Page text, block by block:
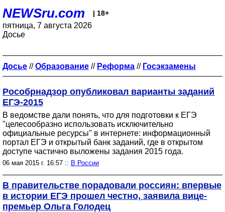
NEWSru.com | 18+
пятница, 7 августа 2026
Досье
Досье //Образование // Реформа // Госэкзамены
Рособрнадзор опубликовал варианты заданий
ЕГЭ-2015
В ведомстве дали понять, что для подготовки к ЕГЭ
"целесообразно использовать исключительно
официальные ресурсы" в интернете: информационный
портал ЕГЭ и открытый банк заданий, где в открытом
доступе частично выложены задания 2015 года.
06 мая 2015 г. 16:57 :: В России
В правительстве порадовали россиян: впервые
в истории ЕГЭ прошел честно, заявила вице-
премьер Ольга Голодец